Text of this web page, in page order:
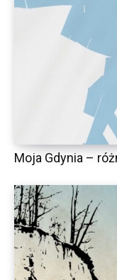
Moja Gdynia –